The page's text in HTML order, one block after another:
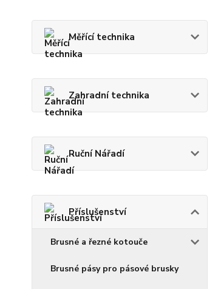
Měřící technika
Zahradní technika
Ruční Nářadí
Příslušenství
Brusné a řezné kotouče
Brusné pásy pro pásové brusky